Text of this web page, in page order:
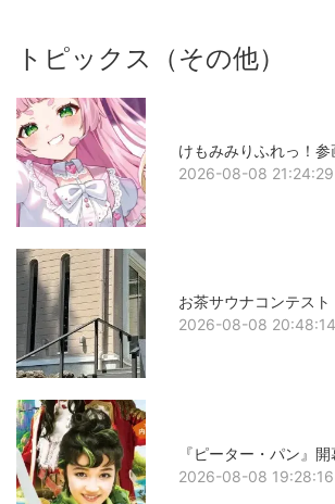
トピックス（その他）
けもみみりふれっ！参
2026-08-08 21:24:29
お茶サウナコンテスト
2026-08-08 20:48:14
『ピーター・パン』開
2026-08-08 19:28:16